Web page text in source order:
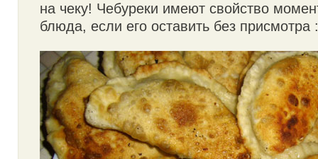
на чеку! Чебуреки имеют свойство
блюда, если его оставить без присмотра